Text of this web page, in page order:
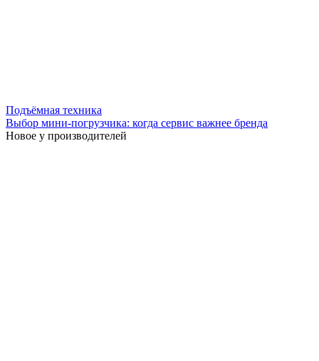
Подъёмная техника
Выбор мини-погрузчика: когда сервис важнее бренда
Новое у производителей